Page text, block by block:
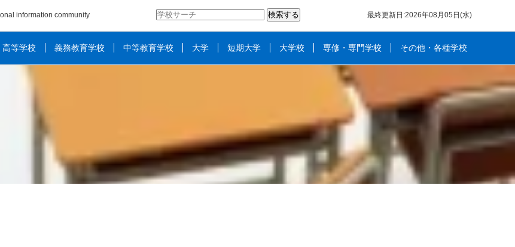
information community
検
索:
最終更新日:2026年08月05日(水)
高等学校 義務教育学校 中等教育学校 大学 短期大学 大学校 専修・専門学校 その他・各種学校